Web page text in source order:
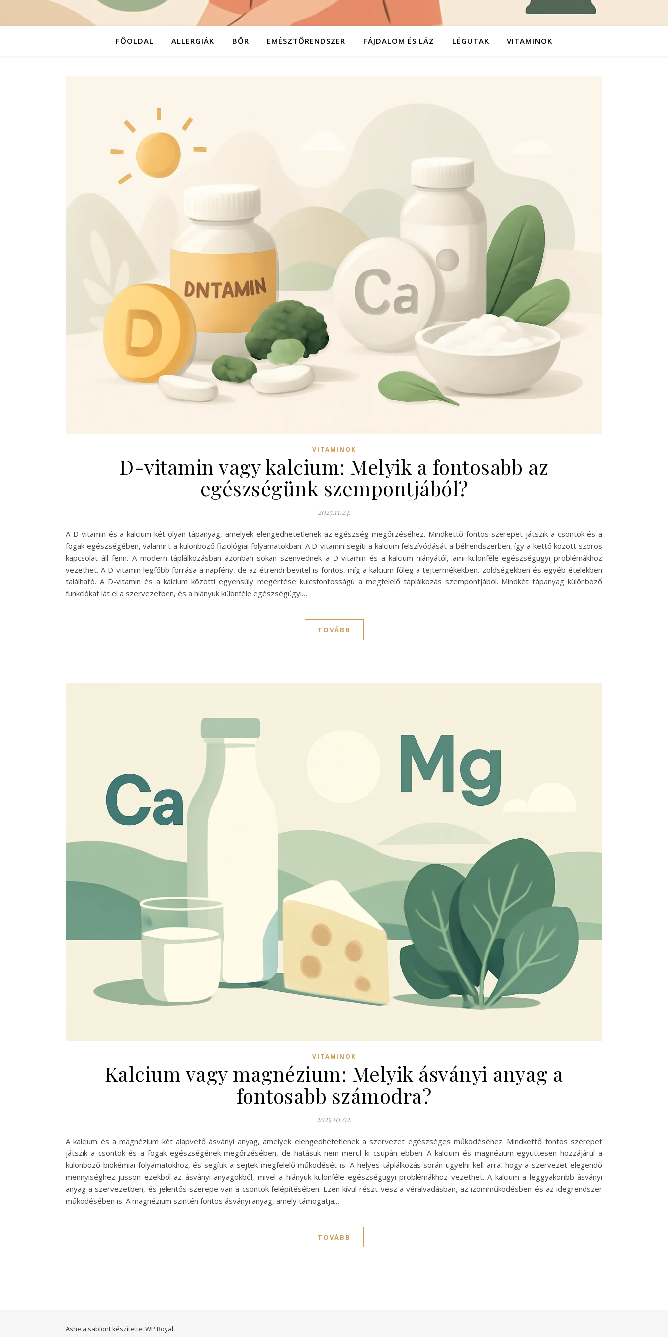
FŐOLDAL ALLERGIÁK BŐR EMÉSZTŐRENDSZER FÁJDALOM ÉS LÁZ LÉGUTAK VITAMINOK
VITAMINOK
D-vitamin vagy kalcium: Melyik a fontosabb az
egészségünk szempontjából?
2025.11.24.
A D-vitamin és a kalcium két olyan tápanyag, amelyek elengedhetetlenek az egészség megőrzéséhez. Mindkettő fontos szerepet játszik a csontok és a
fogak egészségében, valamint a különböző fiziológiai folyamatokban. A D-vitamin segíti a kalcium felszívódását a bélrendszerben, így a kettő között szoros
kapcsolat áll fenn. A modern táplálkozásban azonban sokan szenvednek a D-vitamin és a kalcium hiányától, ami különféle egészségügyi problémákhoz
vezethet. A D-vitamin legfőbb forrása a napfény, de az étrendi bevitel is fontos, míg a kalcium főleg a tejtermékekben, zöldségekben és egyéb ételekben
található. A D-vitamin és a kalcium közötti egyensúly megértése kulcsfontosságú a megfelelő táplálkozás szempontjából. Mindkét tápanyag különböző
funkciókat lát el a szervezetben, és a hiányuk különféle egészségügyi…
TOVÁBB
VITAMINOK
Kalcium vagy magnézium: Melyik ásványi anyag a
fontosabb számodra?
2025.10.02.
A kalcium és a magnézium két alapvető ásványi anyag, amelyek elengedhetetlenek a szervezet egészséges működéséhez. Mindkettő fontos szerepet
játszik a csontok és a fogak egészségének megőrzésében, de hatásuk nem merül ki csupán ebben. A kalcium és magnézium együttesen hozzájárul a
különböző biokémiai folyamatokhoz, és segítik a sejtek megfelelő működését is. A helyes táplálkozás során ügyelni kell arra, hogy a szervezet elegendő
mennyiséghez jusson ezekből az ásványi anyagokból, mivel a hiányuk különféle egészségügyi problémákhoz vezethet. A kalcium a leggyakoribb ásványi
anyag a szervezetben, és jelentős szerepe van a csontok felépítésében. Ezen kívül részt vesz a véralvadásban, az izomműködésben és az idegrendszer
működésében is. A magnézium szintén fontos ásványi anyag, amely támogatja…
TOVÁBB
Ashe a sablont készítette: WP Royal.